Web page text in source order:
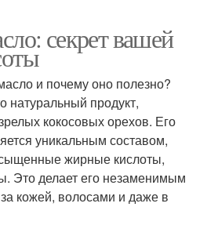
секрет вашей
и почему оно полезно?
натуральный продукт,
кокосовых орехов. Его
уникальным составом,
жирные кислоты,
Это делает его незаменимым
кожей, волосами и даже в